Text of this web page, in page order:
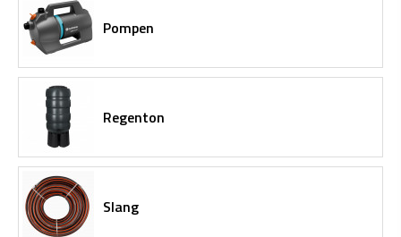
Pompen
Regenton
Slang